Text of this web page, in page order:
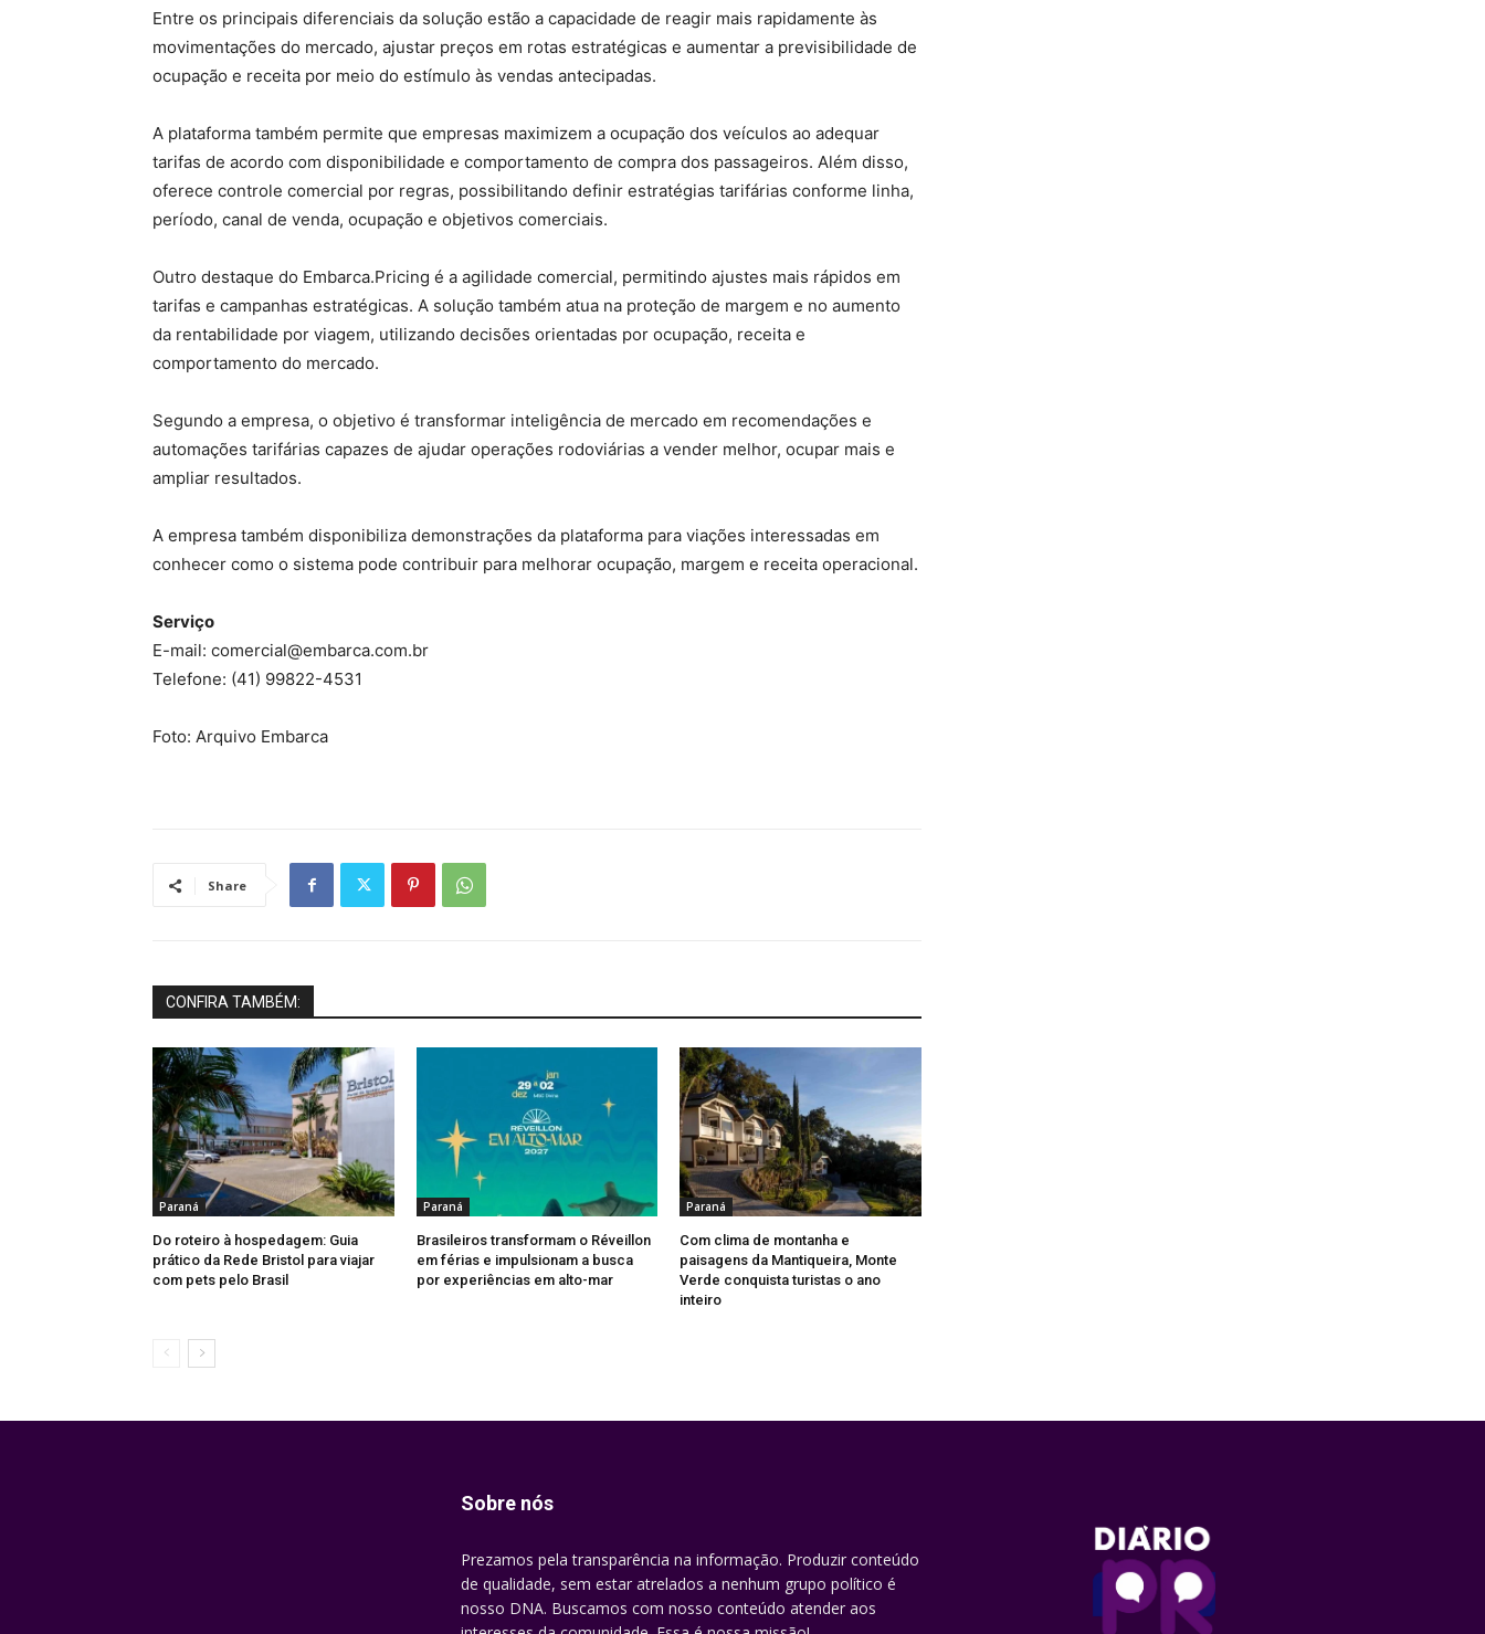
Entre os principais diferenciais da solução estão a capacidade de reagir mais rapidamente às
movimentações do mercado, ajustar preços em rotas estratégicas e aumentar a previsibilidade de
ocupação e receita por meio do estímulo às vendas antecipadas.
A plataforma também permite que empresas maximizem a ocupação dos veículos ao adequar
tarifas de acordo com disponibilidade e comportamento de compra dos passageiros. Além disso,
oferece controle comercial por regras, possibilitando definir estratégias tarifárias conforme linha,
período, canal de venda, ocupação e objetivos comerciais.
Outro destaque do Embarca.Pricing é a agilidade comercial, permitindo ajustes mais rápidos em
tarifas e campanhas estratégicas. A solução também atua na proteção de margem e no aumento
da rentabilidade por viagem, utilizando decisões orientadas por ocupação, receita e
comportamento do mercado.
Segundo a empresa, o objetivo é transformar inteligência de mercado em recomendações e
automações tarifárias capazes de ajudar operações rodoviárias a vender melhor, ocupar mais e
ampliar resultados.
A empresa também disponibiliza demonstrações da plataforma para viações interessadas em
conhecer como o sistema pode contribuir para melhorar ocupação, margem e receita operacional.
Serviço
E-mail: comercial@embarca.com.br
Telefone: (41) 99822-4531
Foto: Arquivo Embarca
Share
CONFIRA TAMBÉM:
Paraná
Do roteiro à hospedagem: Guia
prático da Rede Bristol para viajar
com pets pelo Brasil
Paraná
Brasileiros transformam o Réveillon
em férias e impulsionam a busca
por experiências em alto-mar
Paraná
Com clima de montanha e
paisagens da Mantiqueira, Monte
Verde conquista turistas o ano
inteiro
Sobre nós
Prezamos pela transparência na informação. Produzir conteúdo
de qualidade, sem estar atrelados a nenhum grupo político é
nosso DNA. Buscamos com nosso conteúdo atender aos